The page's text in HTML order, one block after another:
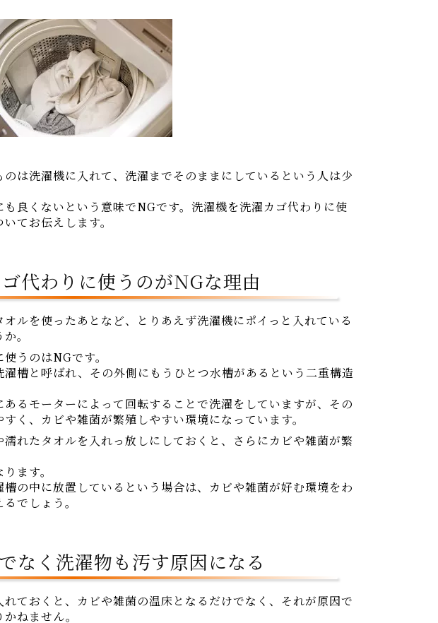
は洗濯機に入れて、洗濯までそのままにしているという人は少
良くないという意味でNGです。洗濯機を洗濯カゴ代わりに使
てお伝えします。
代わりに使うのがNGな理由
ルを使ったあとなど、とりあえず洗濯機にポイっと入れている
。
うのはNGです。
槽と呼ばれ、その外側にもうひとつ水槽があるという二重構造
るモーターによって回転することで洗濯をしていますが、その
く、カビや雑菌が繁殖しやすい環境になっています。
れたタオルを入れっ放しにしておくと、さらにカビや雑菌が繁
ます。
の中に放置しているという場合は、カビや雑菌が好む環境をわ
でしょう。
なく洗濯物も汚す原因になる
ておくと、カビや雑菌の温床となるだけでなく、それが原因で
ねません。